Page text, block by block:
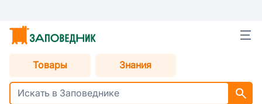
Товары Знания